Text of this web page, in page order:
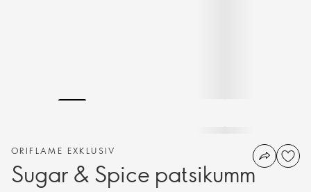
ORIFLAME EXKLUSIV
Sugar & Spice patsikumm